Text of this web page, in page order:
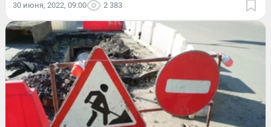
30 июня, 2022, 09:00 2 383